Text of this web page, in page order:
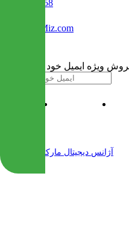
02122509458
Info@IranMiz.com
ویژه ایمیل خود را وارد کنید
آژانس دیجیتال مارکتینگ مهرنت